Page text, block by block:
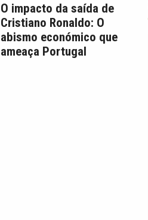
O impacto da saída de
Cristiano Ronaldo: O
abismo económico que
ameaça Portugal